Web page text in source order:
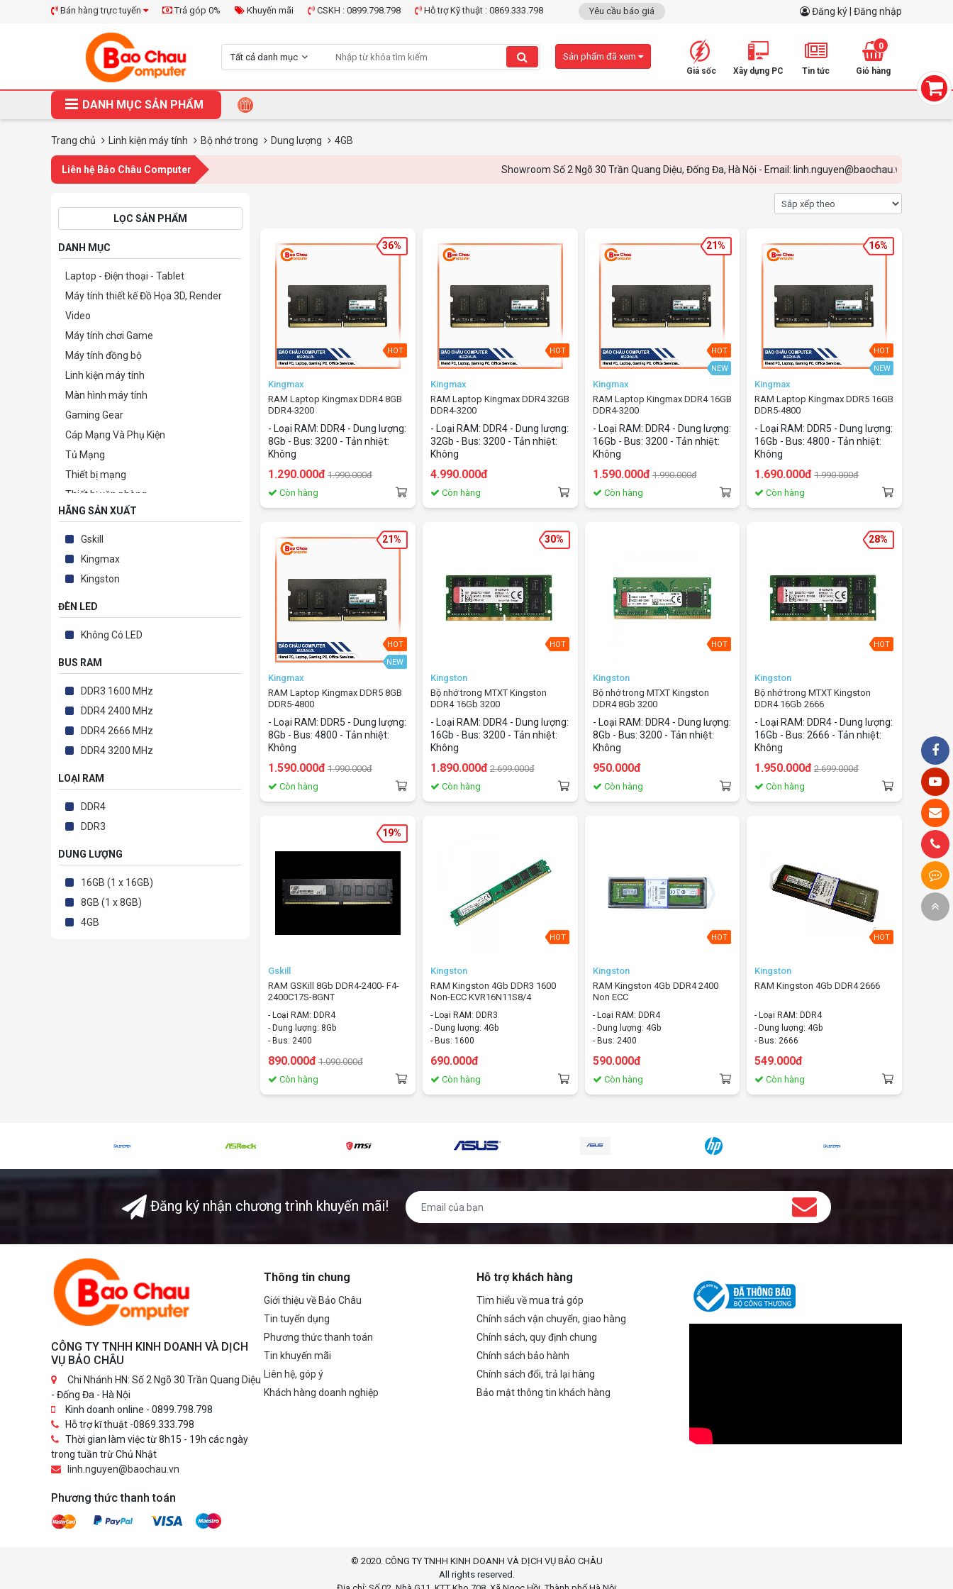
Bán hàng trực tuyến Trả góp 0% Khuyến mãi CSKH : 0899.798.798 Hỗ trợ Kỹ thuật : 0869.333.798 Yêu cầu báo giá Đăng ký | Đăng nhập
Tất cả danh mục
Giá sốc Xây dựng PC Tin tức
0
Giỏ hàng
Sản phẩm đã xem
DANH MỤC SẢN PHẨM
Trang chủ Linh kiện máy tính Bộ nhớ trong Dung lượng 4GB
Liên hệ Bảo Châu Computer Showroom Số 2 Ngõ 30 Trần Quang Diệu, Đống Đa, Hà Nội - Email: linh.nguyen@baochau.vn - Hotline:
LỌC SẢN PHẨM
DANH MỤC
Laptop - Điện thoại - Tablet
Máy tính thiết kế Đồ Họa 3D, Render
Video
Máy tính chơi Game
Máy tính đồng bộ
Linh kiện máy tính
Màn hình máy tính
Gaming Gear
Cáp Mạng Và Phụ Kiện
Tủ Mạng
Thiết bị mạng
Thiết bị văn phòng
Camera giám sát & Phụ kiện
Phần mềm bản quyền
TB lưu trữ-bảo mật-kỹ thuật số
Thiết bị nghe nhìn & Giải trí
Phụ kiện
Thiết Bị Sức Khỏe
HÃNG SẢN XUẤT
Gskill
Kingmax
Kingston
ĐÈN LED
Không Có LED
BUS RAM
DDR3 1600 MHz
DDR4 2400 MHz
DDR4 2666 MHz
DDR4 3200 MHz
LOẠI RAM
DDR4
DDR3
DUNG LƯỢNG
16GB (1 x 16GB)
8GB (1 x 8GB)
4GB
HOT
Kingmax
RAM Laptop Kingmax DDR4 8GB
DDR4-3200
- Loại RAM: DDR4 - Dung lượng:
8Gb - Bus: 3200 - Tản nhiệt:
Không
1.290.000đ 1.990.000đ
36%
Còn hàng
HOT
Kingmax
RAM Laptop Kingmax DDR4 32GB
DDR4-3200
- Loại RAM: DDR4 - Dung lượng:
32Gb - Bus: 3200 - Tản nhiệt:
Không
4.990.000đ
Còn hàng
HOT
NEW
Kingmax
RAM Laptop Kingmax DDR4 16GB
DDR4-3200
- Loại RAM: DDR4 - Dung lượng:
16Gb - Bus: 3200 - Tản nhiệt:
Không
1.590.000đ 1.990.000đ
21%
Còn hàng
HOT
NEW
Kingmax
RAM Laptop Kingmax DDR5 16GB
DDR5-4800
- Loại RAM: DDR5 - Dung lượng:
16Gb - Bus: 4800 - Tản nhiệt:
Không
1.690.000đ 1.990.000đ
16%
Còn hàng
HOT
NEW
Kingmax
RAM Laptop Kingmax DDR5 8GB
DDR5-4800
- Loại RAM: DDR5 - Dung lượng:
8Gb - Bus: 4800 - Tản nhiệt:
Không
1.590.000đ 1.990.000đ
21%
Còn hàng
HOT
Kingston
Bộ nhớ trong MTXT Kingston
DDR4 16Gb 3200
- Loại RAM: DDR4 - Dung lượng:
16Gb - Bus: 3200 - Tản nhiệt:
Không
1.890.000đ 2.699.000đ
30%
Còn hàng
HOT
Kingston
Bộ nhớ trong MTXT Kingston
DDR4 8Gb 3200
- Loại RAM: DDR4 - Dung lượng:
8Gb - Bus: 3200 - Tản nhiệt:
Không
950.000đ
Còn hàng
HOT
Kingston
Bộ nhớ trong MTXT Kingston
DDR4 16Gb 2666
- Loại RAM: DDR4 - Dung lượng:
16Gb - Bus: 2666 - Tản nhiệt:
Không
1.950.000đ 2.699.000đ
28%
Còn hàng
Gskill
RAM GSKill 8Gb DDR4-2400- F4-
2400C17S-8GNT
- Loại RAM: DDR4
- Dung lượng: 8Gb
- Bus: 2400
890.000đ 1.090.000đ
19%
Còn hàng
HOT
Kingston
RAM Kingston 4Gb DDR3 1600
Non-ECC KVR16N11S8/4
- Loại RAM: DDR3
- Dung lượng: 4Gb
- Bus: 1600
690.000đ
Còn hàng
HOT
Kingston
RAM Kingston 4Gb DDR4 2400
Non ECC
- Loại RAM: DDR4
- Dung lượng: 4Gb
- Bus: 2400
590.000đ
Còn hàng
HOT
Kingston
RAM Kingston 4Gb DDR4 2666
- Loại RAM: DDR4
- Dung lượng: 4Gb
- Bus: 2666
549.000đ
Còn hàng
Đăng ký nhận chương trình khuyến mãi!
CÔNG TY TNHH KINH DOANH VÀ DỊCH
VỤ BẢO CHÂU
Chi Nhánh HN: Số 2 Ngõ 30 Trần Quang Diệu
- Đống Đa - Hà Nội
Kinh doanh online - 0899.798.798
Hỗ trợ kĩ thuật -0869.333.798
Thời gian làm việc từ 8h15 - 19h các ngày
trong tuần trừ Chủ Nhật
linh.nguyen@baochau.vn
Phương thức thanh toán
Thông tin chung
Giới thiệu về Bảo Châu
Tin tuyển dụng
Phương thức thanh toán
Tin khuyến mãi
Liên hệ, góp ý
Khách hàng doanh nghiệp
Hỗ trợ khách hàng
Tìm hiểu về mua trả góp
Chính sách vận chuyển, giao hàng
Chính sách, quy định chung
Chính sách bảo hành
Chính sách đổi, trả lại hàng
Bảo mật thông tin khách hàng
© 2020. CÔNG TY TNHH KINH DOANH VÀ DỊCH VỤ BẢO CHÂU
All rights reserved.